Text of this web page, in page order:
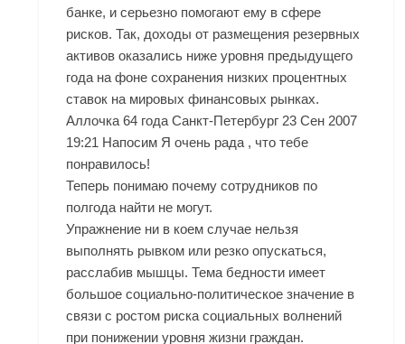
банке, и серьезно помогают ему в сфере
рисков. Так, доходы от размещения резервных
активов оказались ниже уровня предыдущего
года на фоне сохранения низких процентных
ставок на мировых финансовых рынках.
Аллочка 64 года Санкт-Петербург 23 Сен 2007
19:21 Напосим Я очень рада , что тебе
понравилось!
Теперь понимаю почему сотрудников по
полгода найти не могут.
Упражнение ни в коем случае нельзя
выполнять рывком или резко опускаться,
расслабив мышцы. Тема бедности имеет
большое социально-политическое значение в
связи с ростом риска социальных волнений
при понижении уровня жизни граждан.